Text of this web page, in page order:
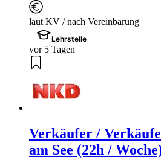
laut KV / nach Vereinbarung
Lehrstelle
vor 5 Tagen
Verkäufer /
am See (22h /